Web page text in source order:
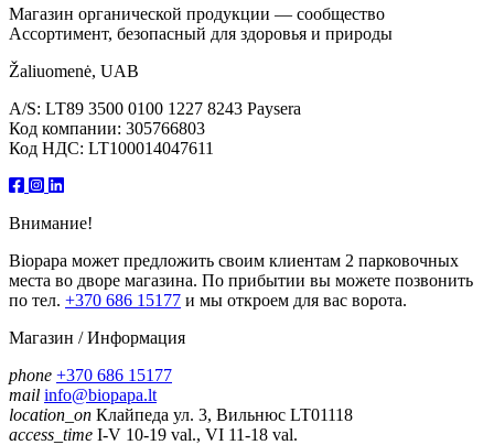
Магазин органической продукции — сообщество
Ассортимент, безопасный для здоровья и природы
Žaliuomenė, UAB
A/S: LT89 3500 0100 1227 8243 Paysera
Код компании: 305766803
Код НДС: LT100014047611
Внимание!
Biopapa может предложить своим клиентам 2 парковочных
места во дворе магазина. По прибытии вы можете позвонить
по тел. +370 686 15177 и мы откроем для вас ворота.
Магазин / Информация
phone +370 686 15177
mail info@biopapa.lt
location_on Клайпеда ул. 3, Вильнюс LT01118
access_time I-V 10-19 val., VI 11-18 val.